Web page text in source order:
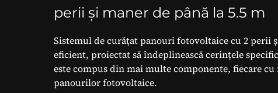
perii și maner de până la 5.5 m
Sistemul de curățat panouri fotovoltaice cu 2 perii
eficient, proiectat să îndeplinească cerințele
este compus din mai multe componente, fiecare
panourilor fotovoltaice.